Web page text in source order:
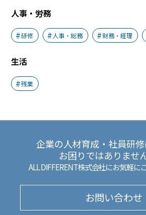
人事・労務
研修 人事・総務 財務・経理
生活
残業
企業の人材育成・社員研修
お困りではありませ
ALL DIFFERENT株式会社にお気軽に
お問い合わせ